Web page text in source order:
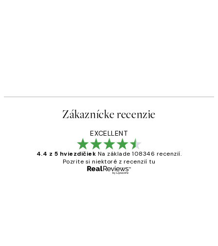
Zákaznícke recenzie
EXCELLENT
4.4 z 5 hviezdičiek Na základe 108346 recenzií.
Pozrite si niektoré z recenzií tu